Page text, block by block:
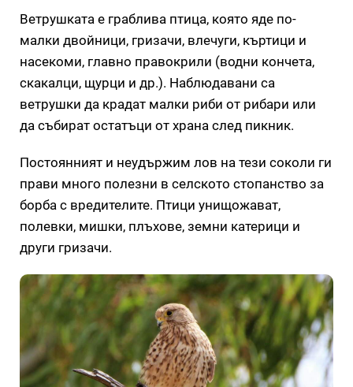
Ветрушката е граблива птица, която яде по-
малки двойници, гризачи, влечуги, къртици и
насекоми, главно правокрили (водни кончета,
скакалци, щурци и др.). Наблюдавани са
ветрушки да крадат малки риби от рибари или
да събират остатъци от храна след пикник.
Постоянният и неудържим лов на тези соколи ги
прави много полезни в селското стопанство за
борба с вредителите. Птици унищожават,
полевки, мишки, плъхове, земни катерици и
други гризачи.